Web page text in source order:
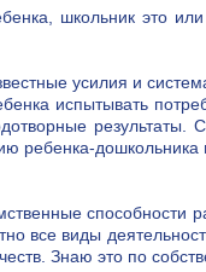
школьник это
усилия и
испытывать
результаты.
ребенка-
способности
все виды
Знаю это по